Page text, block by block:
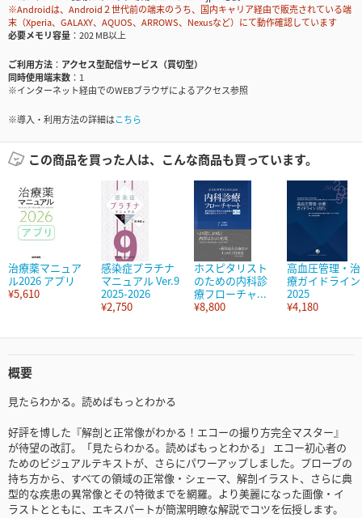
※Androidは、Android２世代前の端末のうち、国内キャリア経由で販売されている端
末（Xperia、GALAXY、AQUOS、ARROWS、Nexusなど）にて動作確認しています
必要メモリ容量
202 MB以上
ご利用方法
アクセス型配信サービス（買切型）
同時使用端末数
1
※インターネット経由でのWEBブラウザによるアクセス参照
※導入・利用方法の詳細はこちら
この商品を買った人は、こんな商品も買っています。
治療薬マニュア
ル2026 アプリ
¥5,610
感染症プラチナ
マニュアル Ver.9
2025-2026
¥2,750
ホスピタリスト
のための内科診
療フローチャ...
¥8,800
高血圧管理・治
療ガイドライン
2025
¥4,180
概要
見たらわかる。読めばもっとわかる
好評を博した『解剖と正常像がわかる！エコーの撮り方完全マスター』
が待望の改訂。「見たらわかる。読めばもっとわかる」 エコー初心者の
ためのビジュアルテキストが、さらにパワーアップしました。プローブの
持ち方から、すべての領域の正常像・シェーマ、解剖イラスト、さらに典
型的な疾患の異常像とその特徴までを網羅。より美麗になった画像・イ
ラストとともに、エキスパートが簡潔明瞭な解説でコツを伝授します。